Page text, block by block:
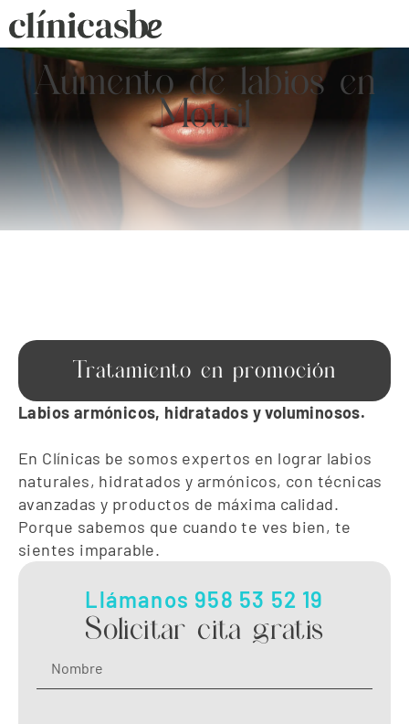
Aumento de labios en
Motril
Tratamiento en promoción
Labios armónicos, hidratados y voluminosos.
En Clínicas be somos expertos en lograr labios
naturales, hidratados y armónicos, con técnicas
avanzadas y productos de máxima calidad.
Porque sabemos que cuando te ves bien, te
sientes imparable.
Llámanos 958 53 52 19
Solicitar cita gratis